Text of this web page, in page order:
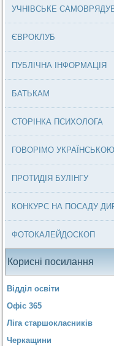
УЧНІВСЬКЕ
ЄВРОКЛУБ
ПУБЛІЧНА ІНФОРМАЦІЯ
БАТЬКАМ
СТОРІНКА ПСИХОЛОГА
ГОВОРІМО
ПРОТИДІЯ БУЛІНГУ
КОНКУРС НА ПОСАДУ
ФОТОКАЛЕЙДОСКОП
Корисні посилання
Відділ освіти
Офіс 365
Ліга старшокласників
Черкащини